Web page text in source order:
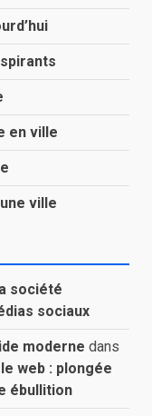
en ville
ville
société
sociaux
moderne dans
web : plongée
ébullition